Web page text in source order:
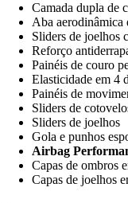
Camada dupla de
Aba aerodinâmica
Sliders de joelhos
Reforço
Painéis de couro
Elasticidade em 4
Painéis de
Sliders de
Sliders de joelhos
Gola e punhos
Airbag
Capas de ombros
Capas de joelhos